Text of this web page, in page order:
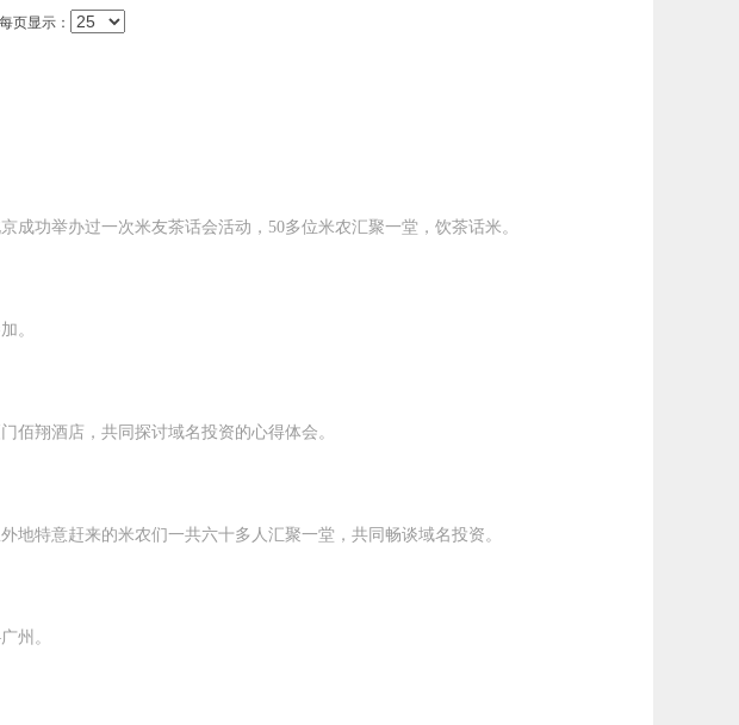
每页显示：
功举办过一次米友茶话会活动，50多位米农汇聚一堂，饮茶话米。
。
翔酒店，共同探讨域名投资的心得体会。
特意赶来的米农们一共六十多人汇聚一堂，共同畅谈域名投资。
州。